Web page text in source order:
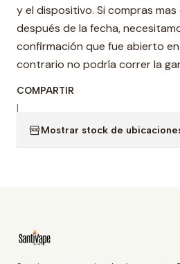
y el dispositivo. Si compras
después de la fecha,
confirmación que fue abierto
contrario no podría correr la
COMPARTIR
|
Mostrar stock de